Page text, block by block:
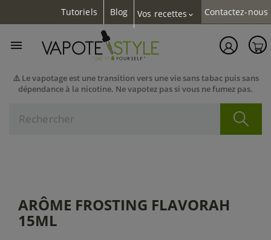
Tutoriels Blog Vos recettes expand_more Contactez-nous
⚠️ Le vapotage est une transition vers une vie sans tabac puis sans
dépendance à la nicotine. Ne vapotez pas si vous ne fumez pas.

ARÔME FROSTING FLAVORAH
15ML